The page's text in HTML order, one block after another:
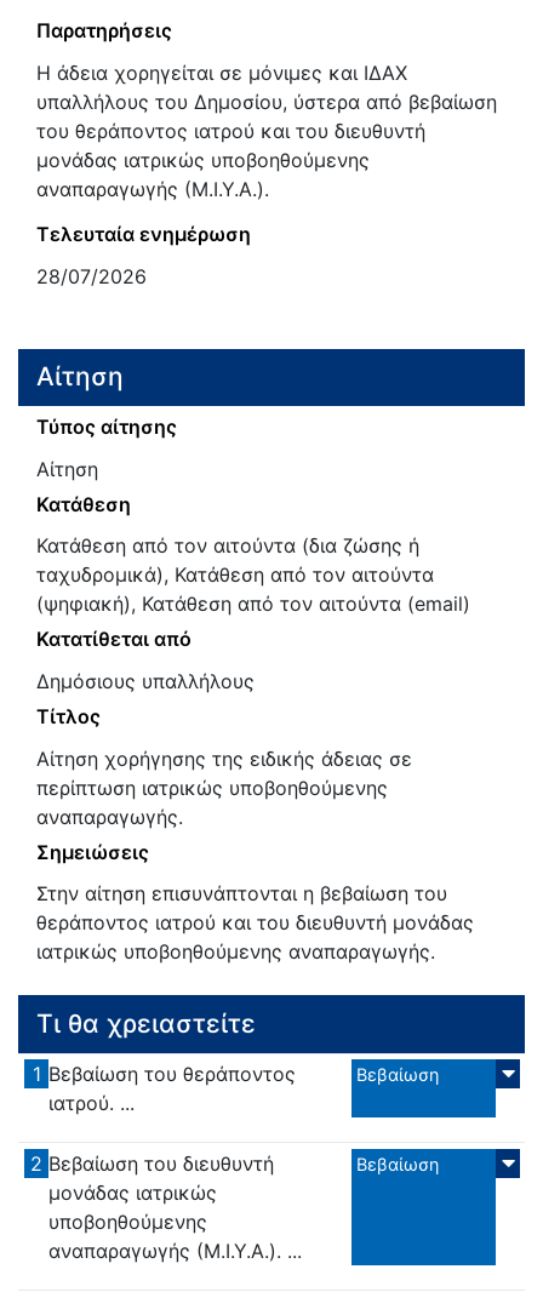
Παρατηρήσεις
Η άδεια χορηγείται σε μόνιμες και ΙΔΑΧ
υπαλλήλους του Δημοσίου, ύστερα από βεβαίωση
του θεράποντος ιατρού και του διευθυντή
μονάδας ιατρικώς υποβοηθούμενης
αναπαραγωγής (Μ.Ι.Υ.Α.).
Τελευταία ενημέρωση
28/07/2026
Αίτηση
Τύπος αίτησης
Αίτηση
Κατάθεση
Κατάθεση από τον αιτούντα (δια ζώσης ή
ταχυδρομικά), Κατάθεση από τον αιτούντα
(ψηφιακή), Κατάθεση από τον αιτούντα (email)
Κατατίθεται από
Δημόσιους υπαλλήλους
Τίτλος
Αίτηση χορήγησης της ειδικής άδειας σε
περίπτωση ιατρικώς υποβοηθούμενης
αναπαραγωγής.
Σημειώσεις
Στην αίτηση επισυνάπτονται η βεβαίωση του
θεράποντος ιατρού και του διευθυντή μονάδας
ιατρικώς υποβοηθούμενης αναπαραγωγής.
Τι θα χρειαστείτε
1 Βεβαίωση του θεράποντος
ιατρού. ...
Βεβαίωση
2 Βεβαίωση του διευθυντή
μονάδας ιατρικώς
υποβοηθούμενης
αναπαραγωγής (Μ.Ι.Υ.Α.). ...
Βεβαίωση